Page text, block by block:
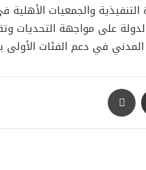
التنفيذية والجمعيات
الدولة على مواجهة
في دعم الفئات الأولى